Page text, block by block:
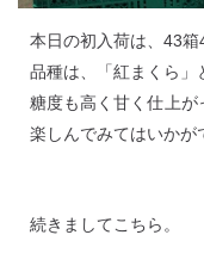
本日の初入荷は、43箱
品種は、「紅まくら」
糖度も高く甘く仕上
楽しんでみてはいかが
続きましてこちら。